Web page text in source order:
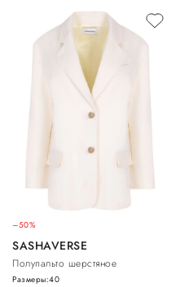
–50%
SASHAVERSE
Полупальто шерстяное
Размеры:40